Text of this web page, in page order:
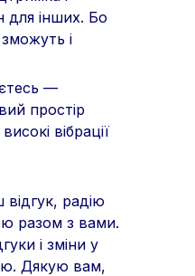
—
простір
вібрації
радію
разом з вами.
і зміни у
Дякую вам,
для інших. Бо
і